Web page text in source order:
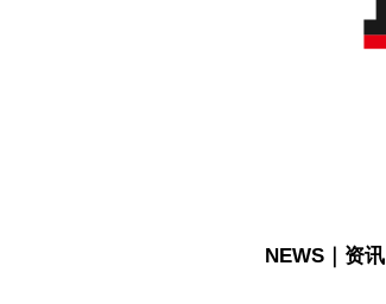
NEWS｜资讯